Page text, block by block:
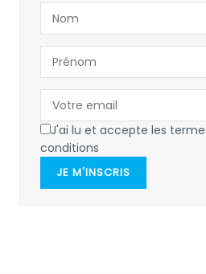
J'ai lu et accepte les
conditions
JE M'INSCRIS